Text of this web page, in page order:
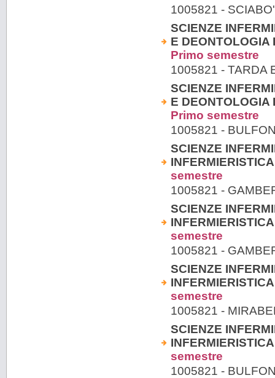
1005821 -
SCIENZE
E DEONTOLOGIA
Primo semestre
1005821 - TARDA
SCIENZE
E DEONTOLOGIA
Primo semestre
1005821 -
SCIENZE
semestre
1005821 -
SCIENZE
semestre
1005821 -
SCIENZE
semestre
1005821 -
SCIENZE
semestre
1005821 -